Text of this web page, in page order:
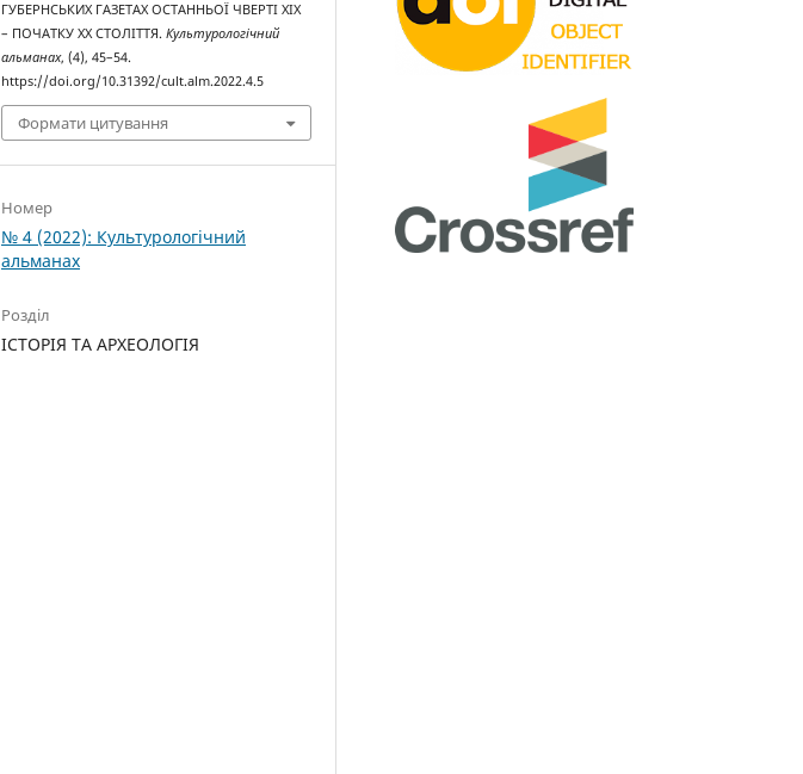
ГУБЕРНСЬКИХ ГАЗЕТАХ ОСТАННЬОЇ ЧВЕРТІ ХІХ
– ПОЧАТКУ ХХ СТОЛІТТЯ.Культурологічний
альманах, (4), 45–54.
https://doi.org/10.31392/cult.alm.2022.4.5
Формати цитування
Номер
№ 4 (2022): Культурологічний
альманах
Розділ
ІСТОРІЯ ТА АРХЕОЛОГІЯ